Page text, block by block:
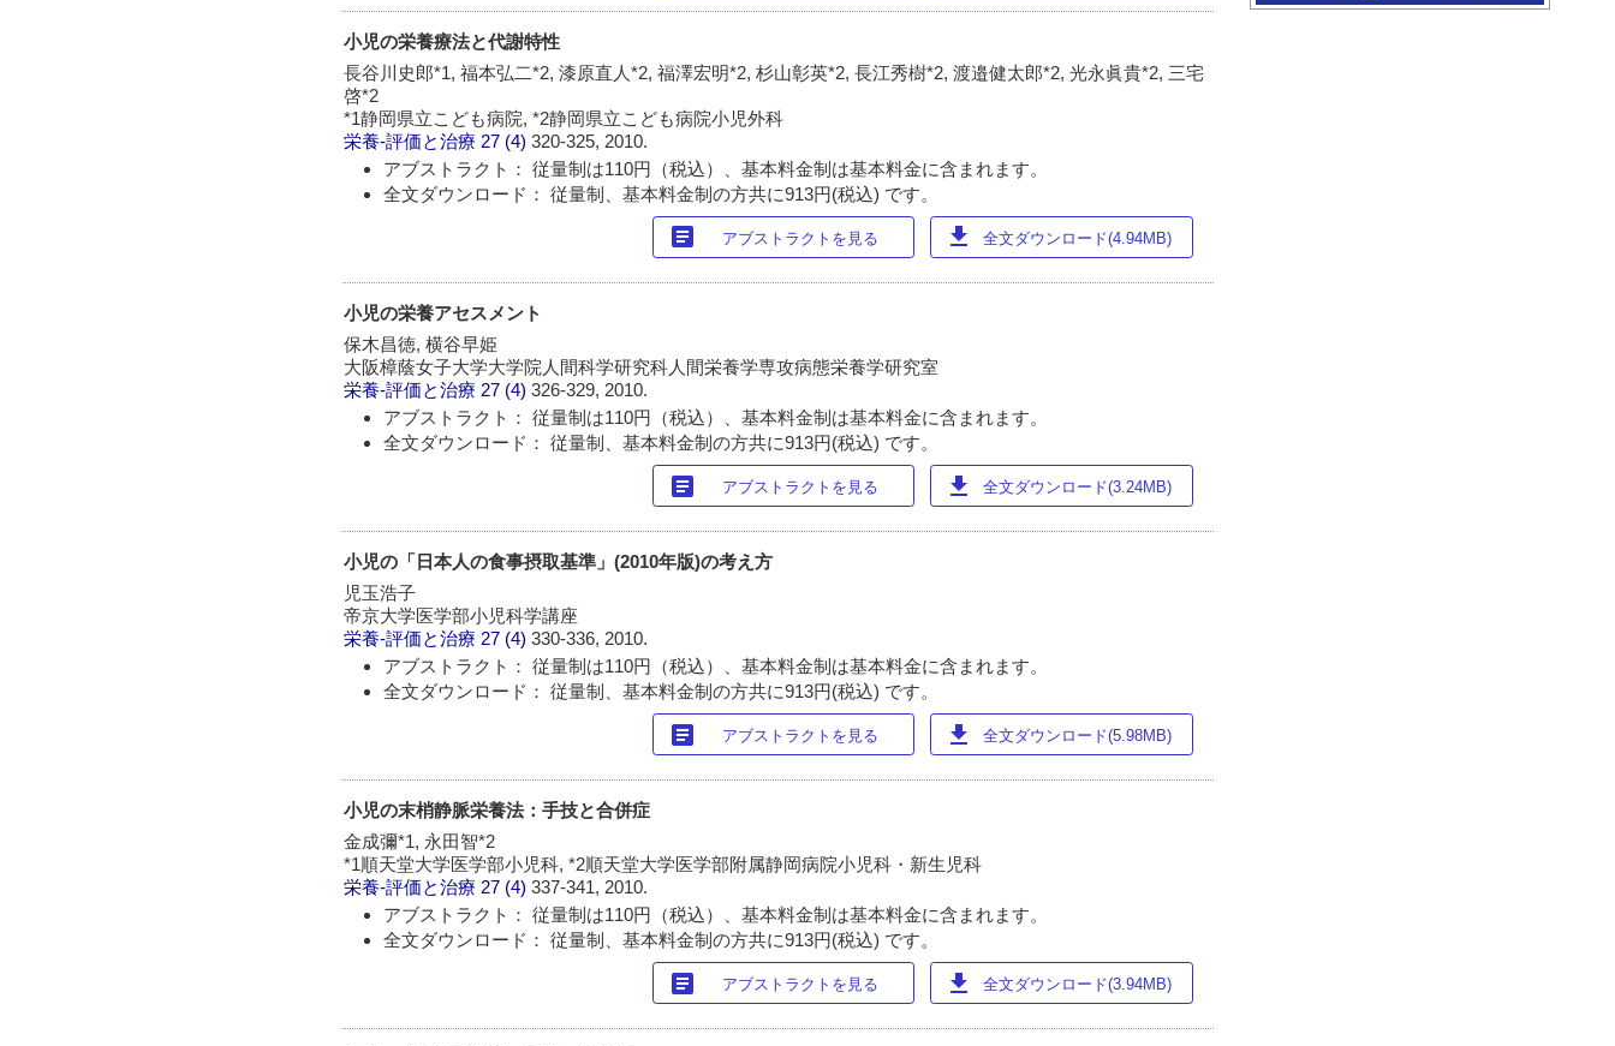
小児の栄養療法と代謝特性
長谷川史郎*1, 福本弘二*2, 漆原直人*2, 福澤宏明*2, 杉山彰英*2, 長江秀樹*2, 渡邉健太郎*2, 光永眞貴*2, 三宅
啓*2
*1静岡県立こども病院, *2静岡県立こども病院小児外科
栄養-評価と治療 27 (4)320-325, 2010.
アブストラクト： 従量制は110円（税込）、基本料金制は基本料金に含まれます。
全文ダウンロード： 従量制、基本料金制の方共に913円(税込) です。
article アブストラクトを見る download 全文ダウンロード(4.94MB)
小児の栄養アセスメント
保木昌徳, 横谷早姫
大阪樟蔭女子大学大学院人間科学研究科人間栄養学専攻病態栄養学研究室
栄養-評価と治療 27 (4)326-329, 2010.
アブストラクト： 従量制は110円（税込）、基本料金制は基本料金に含まれます。
全文ダウンロード： 従量制、基本料金制の方共に913円(税込) です。
article アブストラクトを見る download 全文ダウンロード(3.24MB)
小児の「日本人の食事摂取基準」(2010年版)の考え方
児玉浩子
帝京大学医学部小児科学講座
栄養-評価と治療 27 (4)330-336, 2010.
アブストラクト： 従量制は110円（税込）、基本料金制は基本料金に含まれます。
全文ダウンロード： 従量制、基本料金制の方共に913円(税込) です。
article アブストラクトを見る download 全文ダウンロード(5.98MB)
小児の末梢静脈栄養法：手技と合併症
金成彌*1, 永田智*2
*1順天堂大学医学部小児科, *2順天堂大学医学部附属静岡病院小児科・新生児科
栄養-評価と治療 27 (4)337-341, 2010.
アブストラクト： 従量制は110円（税込）、基本料金制は基本料金に含まれます。
全文ダウンロード： 従量制、基本料金制の方共に913円(税込) です。
article アブストラクトを見る download 全文ダウンロード(3.94MB)